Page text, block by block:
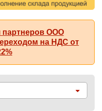
партнеров ООО
на НДС от